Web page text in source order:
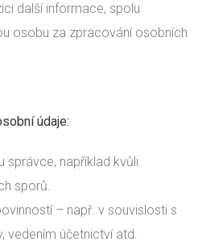
další informace, spolu
osobu za zpracování osobních
údaje:
správce, například kvůli
sporů.
– např. v souvislosti s
vedením účetnictví atd.